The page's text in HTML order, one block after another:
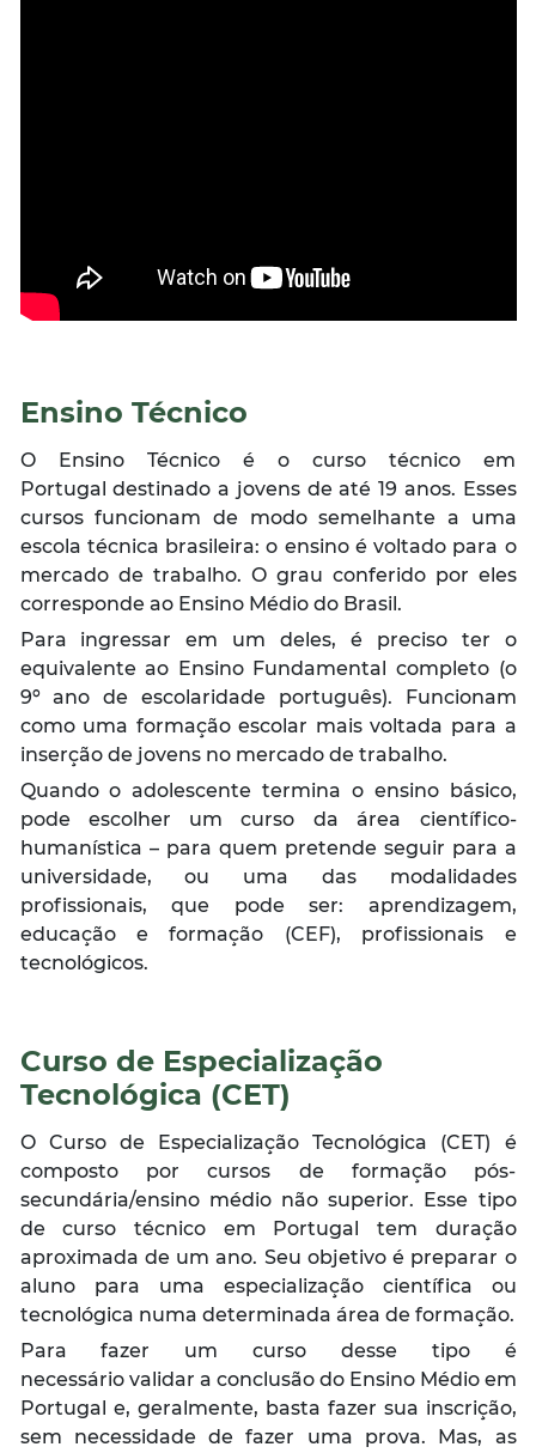
Ensino Técnico
O Ensino Técnico é o curso técnico em
Portugal destinado a jovens de até 19 anos. Esses
cursos funcionam de modo semelhante a uma
escola técnica brasileira: o ensino é voltado para o
mercado de trabalho. O grau conferido por eles
corresponde ao Ensino Médio do Brasil.
Para ingressar em um deles, é preciso ter o
equivalente ao Ensino Fundamental completo (o
9º ano de escolaridade português). Funcionam
como uma formação escolar mais voltada para a
inserção de jovens no mercado de trabalho.
Quando o adolescente termina o ensino básico,
pode escolher um curso da área científico-
humanística – para quem pretende seguir para a
universidade, ou uma das modalidades
profissionais, que pode ser: aprendizagem,
educação e formação (CEF), profissionais e
tecnológicos.
Curso de Especialização
Tecnológica (CET)
O Curso de Especialização Tecnológica (CET) é
composto por cursos de formação pós-
secundária/ensino médio não superior. Esse tipo
de curso técnico em Portugal tem duração
aproximada de um ano. Seu objetivo é preparar o
aluno para uma especialização científica ou
tecnológica numa determinada área de formação.
Para fazer um curso desse tipo é
necessário validar a conclusão do Ensino Médio em
Portugal e, geralmente, basta fazer sua inscrição,
sem necessidade de fazer uma prova. Mas, as